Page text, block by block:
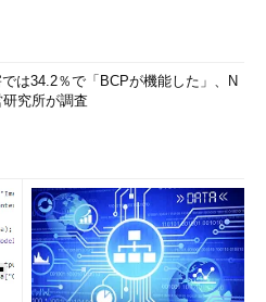
は34.2％で「BCPが機能した」、N
究所が調査